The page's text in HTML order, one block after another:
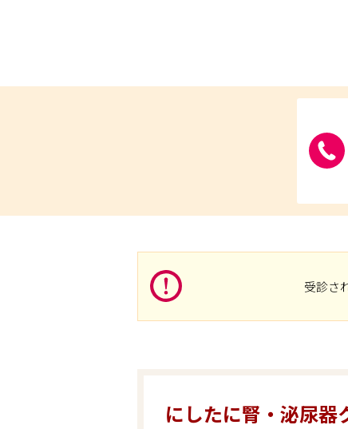
受診さ
にしたに腎・泌尿器